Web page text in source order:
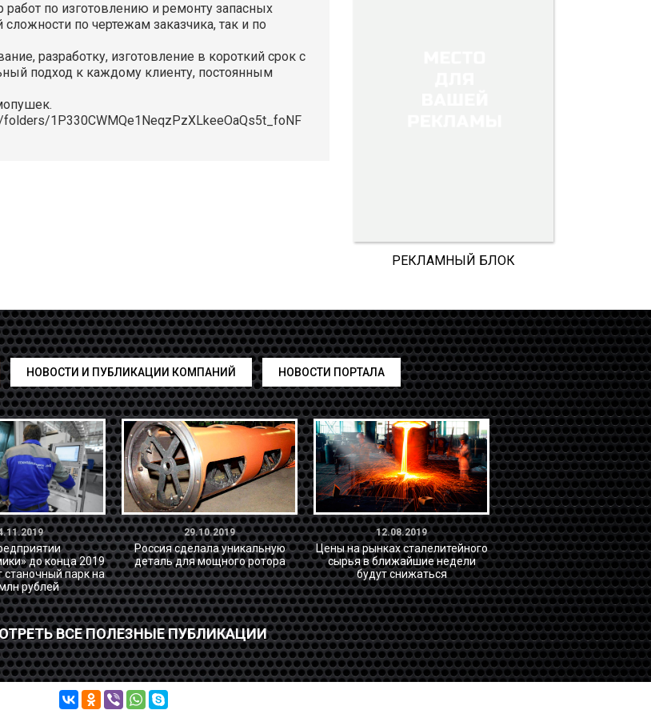
РЕКЛАМНЫЙ БЛОК
по изготовлению и ремонту запасных
по чертежам заказчика, так и по
разработку, изготовление в короткий срок с
подход к каждому клиенту, постоянным
1P330CWMQe1NeqzPzXLkeeOaQs5t_foNF
НОВОСТИ И ПУБЛИКАЦИИ КОМПАНИЙ НОВОСТИ ПОРТАЛА
до конца 2019
станочный парк на
рублей
29.10.2019
Россия сделала уникальную
деталь для мощного ротора
12.08.2019
Цены на рынках сталелитейного
сырья в ближайшие недели
будут снижаться
ВСЕ ПОЛЕЗНЫЕ ПУБЛИКАЦИИ